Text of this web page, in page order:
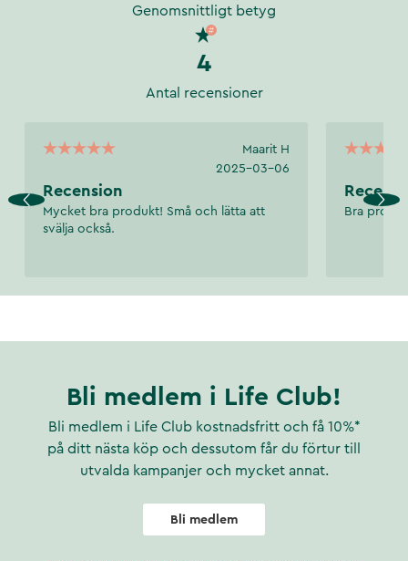
Genomsnittligt betyg
4
Antal recensioner
Maarit H
2025-03-06
Recension
Mycket bra produkt! Små och lätta att
svälja också.
Bra
Bli medlem i Life Club!
Bli medlem i Life Club kostnadsfritt och få 10%*
på ditt nästa köp och dessutom får du förtur till
utvalda kampanjer och mycket annat.
Bli medlem